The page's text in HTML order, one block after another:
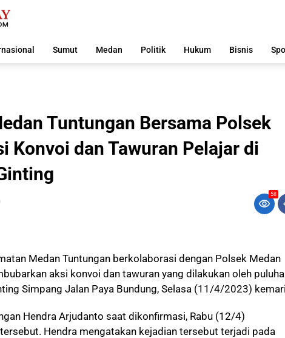
Sumut Medan Politik Hukum Bisnis
Tuntungan Bersama Polsek
Konvoi dan Tawuran Pelajar di
58
Medan Tuntungan berkolaborasi dengan Polsek Medan
aksi konvoi dan tawuran yang dilakukan oleh
Simpang Jalan Paya Bundung, Selasa (11/4/2023)
Hendra Arjudanto saat dikonfirmasi, Rabu (12/4)
Hendra mengatakan kejadian tersebut terjadi pada